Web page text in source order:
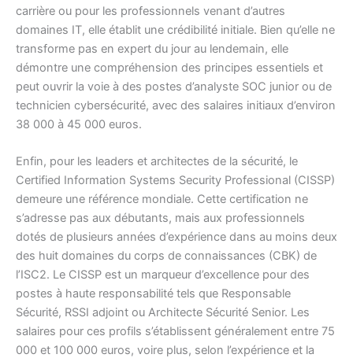
carrière ou pour les professionnels venant d’autres
domaines IT, elle établit une crédibilité initiale. Bien qu’elle ne
transforme pas en expert du jour au lendemain, elle
démontre une compréhension des principes essentiels et
peut ouvrir la voie à des postes d’analyste SOC junior ou de
technicien cybersécurité, avec des salaires initiaux d’environ
38 000 à 45 000 euros.
Enfin, pour les leaders et architectes de la sécurité, le
Certified Information Systems Security Professional (CISSP)
demeure une référence mondiale. Cette certification ne
s’adresse pas aux débutants, mais aux professionnels
dotés de plusieurs années d’expérience dans au moins deux
des huit domaines du corps de connaissances (CBK) de
l’ISC2. Le CISSP est un marqueur d’excellence pour des
postes à haute responsabilité tels que Responsable
Sécurité, RSSI adjoint ou Architecte Sécurité Senior. Les
salaires pour ces profils s’établissent généralement entre 75
000 et 100 000 euros, voire plus, selon l’expérience et la